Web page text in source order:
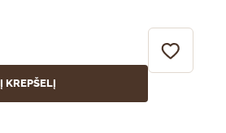
Į KREPŠELĮ